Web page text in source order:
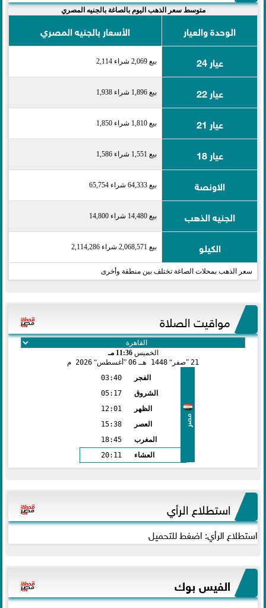
متوسط سعر الذهب اليوم بالصاغة بالجنيه المصري
الوحدة والعيار
الأسعار بالجنيه المصري
عيار 24
بيع 2,069 شراء 2,114
عيار 22 بيع 1,896 شراء 1,938
عيار 21 بيع 1,810 شراء 1,850
عيار 18 بيع 1,551 شراء 1,586
الاونصة بيع 64,333 شراء 65,754
الجنيه الذهب بيع 14,480 شراء 14,800
الكيلو بيع 2,068,571 شراء 2,114,286
سعر الذهب بمحلات الصاغة تختلف بين منطقة وأخرى
مواقيت الصلاة
الخميس11:36 مـ
21
صفر 1448 هـ 06 أغسطس 2026 م
مصر
الفجر
03:40
الشروق
05:17
الظهر
12:01
العصر
15:38
المغرب
18:45
العشاء
20:11
استطلاع الرأي
استطلاع الرأي: اضغط للتحميل
الفيس بوك